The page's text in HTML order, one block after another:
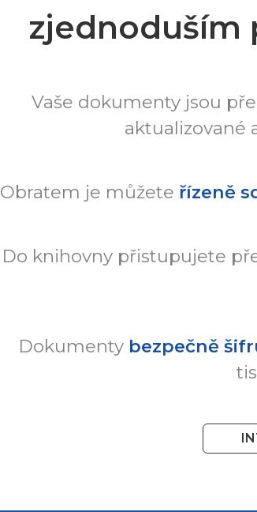
zjednoduším
Vaše dokumenty jsou
aktualizované
Obratem je můžete řízeně
Do knihovny přistupujete
Dokumenty bezpečně